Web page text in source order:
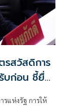
สวัสดิการ
บก่อน ชี้ยื่น
แห่งรัฐ การให้